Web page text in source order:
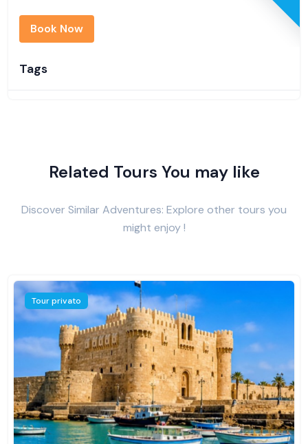
Book Now
Tags
Related Tours You may like
Discover Similar Adventures: Explore other tours you
might enjoy !
Tour privato